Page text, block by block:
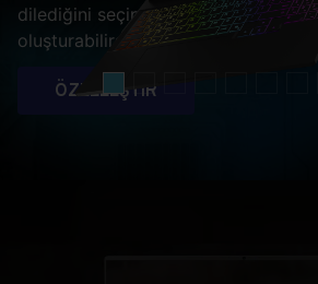
dilediğini seçip kendine özel bir
oluşturabilirsiniz.
ÖZELLEŞTİR